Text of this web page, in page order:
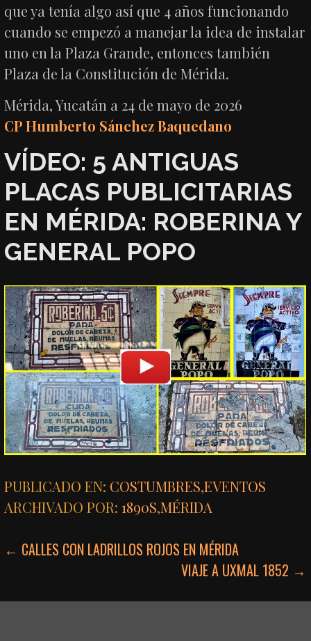
que ya tenía algo así que 4 años funcionando
cuando se empezó a manejar la idea de instalar
uno en la Plaza Grande, entonces también
Plaza de la Constitución de Mérida.
Mérida, Yucatán a 24 de mayo de 2026
CP Humberto Sánchez Baquedano
VÍDEO: 5 ANTIGUAS
PLACAS PUBLICITARIAS
EN MÉRIDA: ROBERINA Y
GENERAL POPO
PUBLICADO EN: COSTUMBRES,EVENTOS
ARCHIVADO POR:1890S,MÉRIDA
NAVEGACIÓN
← CALLES CON LADRILLOS ROJOS EN MÉRIDA
VIAJE A UXMAL 1852 →